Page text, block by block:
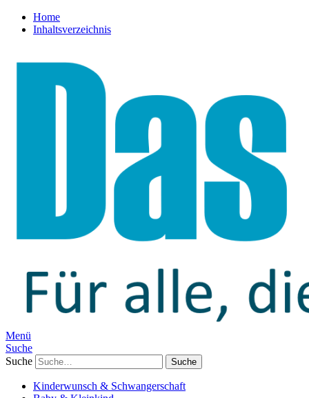
Home
Inhaltsverzeichnis
Menü
Suche
Suche
Kinderwunsch & Schwangerschaft